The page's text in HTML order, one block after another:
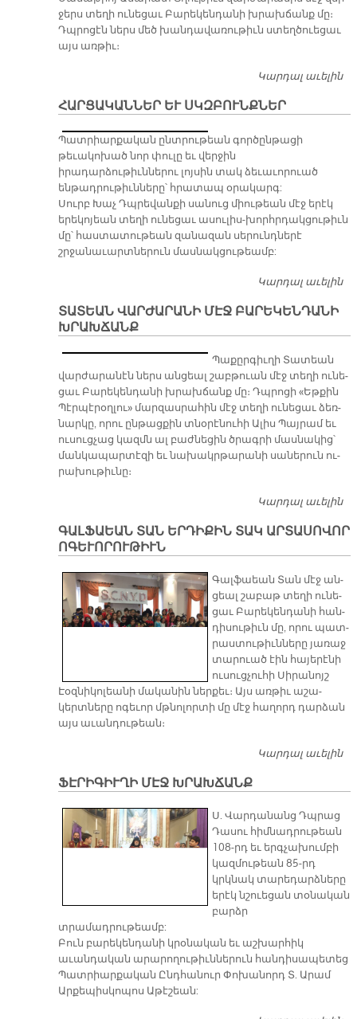
ջերս տե­ղի ու­նե­ցաւ Բա­րե­կեն­դա­նի խրախ­ճանք մը։
Դպրո­ցէն ներս մեծ խան­դա­վա­ռու­թիւն ստեղ­ծուե­ցաւ
այս առ­թիւ։
Կարդալ աւելին
ՀԱՐՑԱԿԱՆՆԵՐ ԵՒ ՍԿԶԲՈՒՆՔՆԵՐ
Պատրիարքական ընտրութեան գործընթացի
թեւակոխած նոր փուլը եւ վերջին
իրադարձութիւններու լոյսին տակ ձեւաւորուած
ենթադրութիւնները՝ հրատապ օրակարգ:
Սուրբ Խաչ Դպրեվանքի սանուց միութեան մէջ երէկ
երեկոյեան տեղի ունեցաւ ասուլիս-խորհրդակցութիւն
մը՝ հաստատութեան զանազան սերունդներէ
շրջանաւարտներուն մասնակցութեամբ:
Կարդալ աւելին
ՏԱՏԵԱՆ ՎԱՐԺԱՐԱՆԻ ՄԷՋ ԲԱՐԵԿԵՆԴԱՆԻ
ԽՐԱԽՃԱՆՔ
Պա­քըր­գիւ­ղի Տա­տեան
վար­ժա­րա­նէն ներս ան­ցեալ շաբ­թուան մէջ տե­ղի ու­նե­
ցաւ Բա­րե­կեն­դա­նի խրախ­ճանք մը։ Դպրո­ցի «Եթ­քին
Պէր­պէ­րօղ­լու» մար­զաս­րա­հին մէջ տե­ղի ու­նե­ցաւ ձեռ­
նար­կը, ո­րու ըն­թաց­քին տնօ­րէ­նու­հի Ա­լիս Պայ­րամ եւ
ու­սուց­չաց կազմն ալ բաժ­նե­ցին ծրագ­րի մաս­նա­կից՝
ման­կա­պար­տէ­զի եւ նա­խակր­թա­րա­նի սա­նե­րուն ու­
րա­խու­թիւ­նը։
Կարդալ աւելին
ԳԱԼՖԱԵԱՆ ՏԱՆ ԵՐԴԻՔԻՆ ՏԱԿ ԱՐՏԱՍՈՎՈՐ
ՈԳԵՒՈՐՈՒԹԻՒՆ
Գալ­ֆաեան Տան մէջ ան­
ցեալ շա­բաթ տե­ղի ու­նե­
ցաւ Բա­րե­կեն­դա­նի հան­
դի­սու­թիւն մը, ո­րու պատ­
րաս­տու­թիւն­նե­րը յա­ռաջ
տա­րուած էին հա­յե­րէ­նի
ու­սուց­չու­հի Սի­րա­նոյշ
Էօզ­նի­կո­լեա­նի մա­կա­նին ներ­քեւ։ Այս առ­թիւ ա­շա­
կերտ­նե­րը ո­գե­ւոր մթնո­լոր­տի մը մէջ հա­ղորդ դար­ձան
այս ա­ւան­դու­թեան։
Կարդալ աւելին
ՖԷՐԻԳԻՒՂԻ ՄԷՋ ԽՐԱԽՃԱՆՔ
Ս. Վարդանանց Դպրաց
Դասու հիմնադրութեան
108-րդ եւ երգչախումբի
կազմութեան 85-րդ
կրկնակ տարեդարձները
երէկ նշուեցան տօնական
բարձր
տրամադրութեամբ:
Բուն բարեկենդանի կրօնական եւ աշխարհիկ
աւանդական արարողութիւններուն հանդիսապետեց
Պատրիարքական Ընդհանուր Փոխանորդ Տ. Արամ
Արքեպիսկոպոս Աթէշեան: